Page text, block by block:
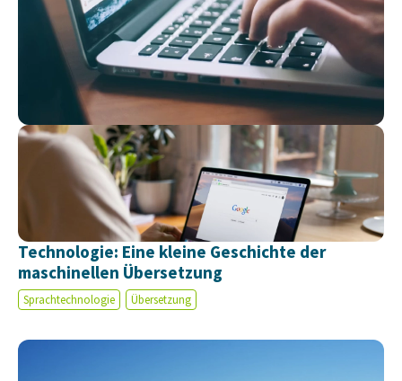
Technologie: Eine kleine Geschichte der
maschinellen Übersetzung
Sprachtechnologie Übersetzung